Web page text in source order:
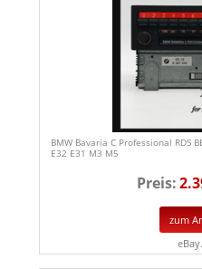
BMW Bavaria C Professional RDS
E32 E31 M3 M5
Preis:
zum